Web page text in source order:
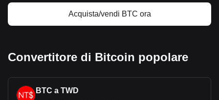
Acquista/vendi BTC ora
Convertitore di Bitcoin popolare
BTC a TWD